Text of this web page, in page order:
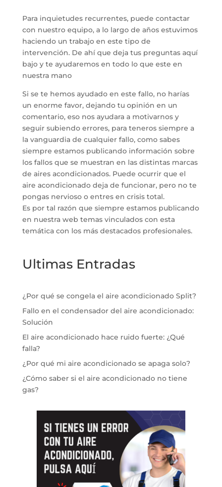
Para inquietudes recurrentes, puede contactar
con nuestro equipo, a lo largo de años estuvimos
haciendo un trabajo en este tipo de
intervención. De ahí que deja tus preguntas aquí
bajo y te ayudaremos en todo lo que este en
nuestra mano
Si se te hemos ayudado en este fallo, no harías
un enorme favor, dejando tu opinión en un
comentario, eso nos ayudara a motivarnos y
seguir subiendo errores, para teneros siempre a
la vanguardia de cualquier fallo, como sabes
siempre estamos publicando información sobre
los fallos que se muestran en las distintas marcas
de aires acondicionados. Puede ocurrir que el
aire acondicionado deja de funcionar, pero no te
pongas nervioso o entres en crisis total.
Es por tal razón que siempre estamos publicando
en nuestra web temas vinculados con esta
temática con los más destacados profesionales.
Ultimas Entradas
¿Por qué se congela el aire acondicionado Split?
Fallo en el condensador del aire acondicionado:
Solución
El aire acondicionado hace ruido fuerte: ¿Qué
falla?
¿Por qué mi aire acondicionado se apaga solo?
¿Cómo saber si el aire acondicionado no tiene
gas?